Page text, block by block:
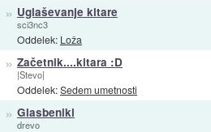
» Uglaševanje kitare
sci3nc3
Oddelek: Loža
» Začetnik....kitara :D
|Stevo|
Oddelek:Sedem umetnosti
» Glasbeniki
drevo